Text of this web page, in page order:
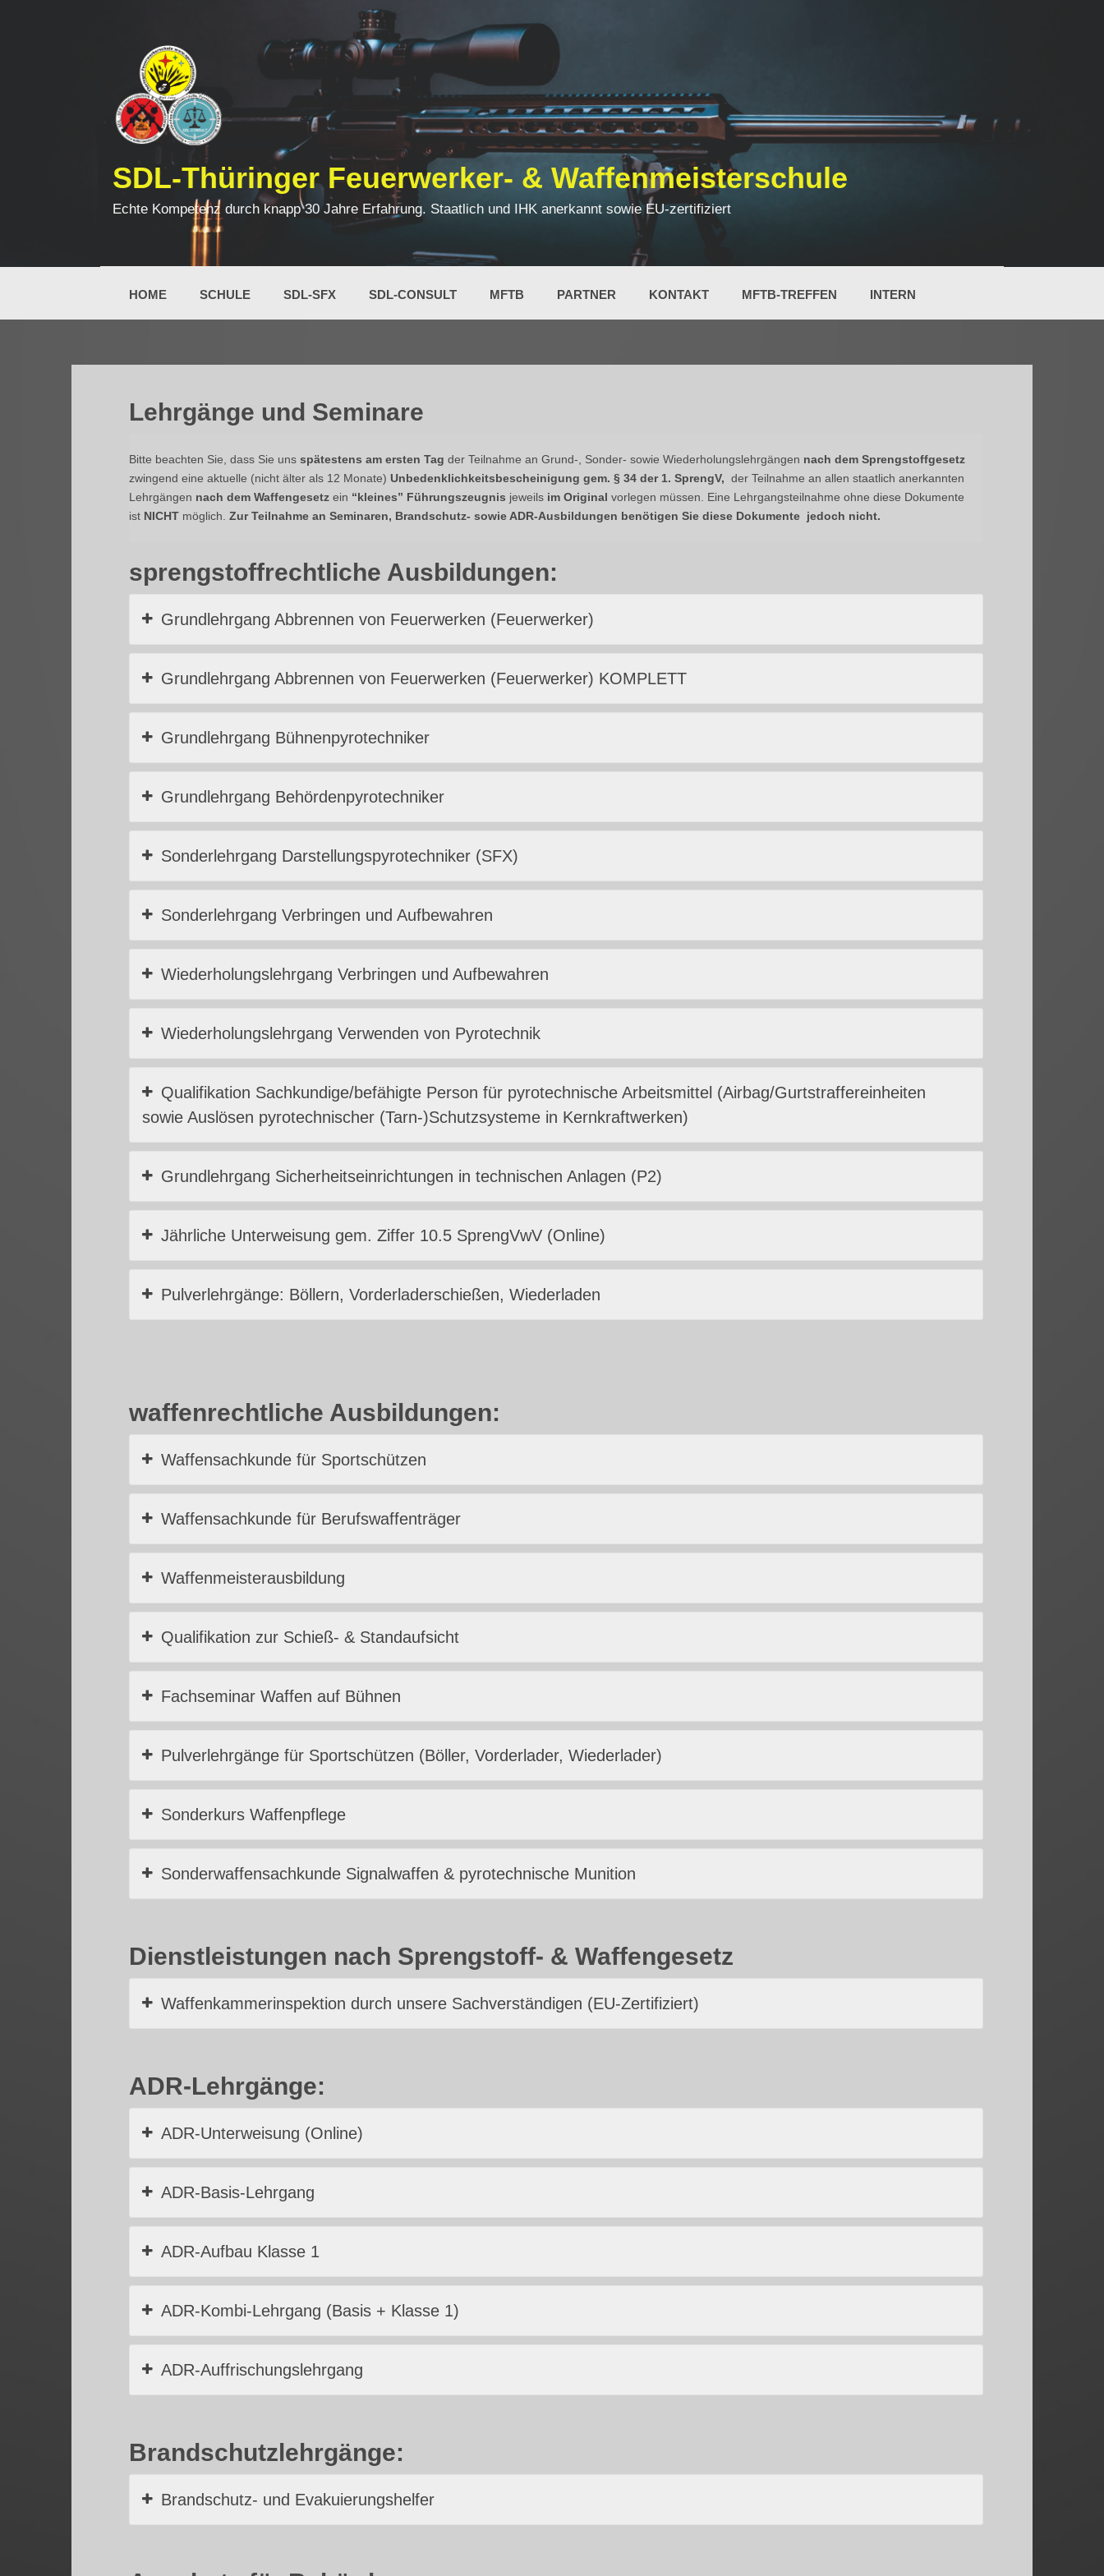
SDL-Thüringer Feuerwerker- & Waffenmeisterschule
Echte Kompetenz durch knapp 30 Jahre Erfahrung. Staatlich und IHK anerkannt sowie EU-zertifiziert
HOME SCHULE SDL-SFX SDL-CONSULT MFTB PARTNER KONTAKT MFTB-TREFFEN INTERN
Lehrgänge und Seminare
Bitte beachten Sie, dass Sie uns spätestens am ersten Tag der Teilnahme an Grund-, Sonder- sowie Wiederholungslehrgängen nach dem Sprengstoffgesetz
zwingend eine aktuelle (nicht älter als 12 Monate) Unbedenklichkeitsbescheinigung gem. § 34 der 1. SprengV, der Teilnahme an allen staatlich anerkannten
Lehrgängen nach dem Waffengesetz ein “kleines” Führungszeugnis jeweils im Original vorlegen müssen. Eine Lehrgangsteilnahme ohne diese Dokumente
ist NICHT möglich. Zur Teilnahme an Seminaren, Brandschutz- sowie ADR-Ausbildungen benötigen Sie diese Dokumente jedoch nicht.
sprengstoffrechtliche Ausbildungen:
Grundlehrgang Abbrennen von Feuerwerken (Feuerwerker)
Grundlehrgang Abbrennen von Feuerwerken (Feuerwerker) KOMPLETT
Grundlehrgang Bühnenpyrotechniker
Grundlehrgang Behördenpyrotechniker
Sonderlehrgang Darstellungspyrotechniker (SFX)
Sonderlehrgang Verbringen und Aufbewahren
Wiederholungslehrgang Verbringen und Aufbewahren
Wiederholungslehrgang Verwenden von Pyrotechnik
Qualifikation Sachkundige/befähigte Person für pyrotechnische Arbeitsmittel (Airbag/Gurtstraffereinheiten
sowie Auslösen pyrotechnischer (Tarn-)Schutzsysteme in Kernkraftwerken)
Grundlehrgang Sicherheitseinrichtungen in technischen Anlagen (P2)
Jährliche Unterweisung gem. Ziffer 10.5 SprengVwV (Online)
Pulverlehrgänge: Böllern, Vorderladerschießen, Wiederladen
waffenrechtliche Ausbildungen:
Waffensachkunde für Sportschützen
Waffensachkunde für Berufswaffenträger
Waffenmeisterausbildung
Qualifikation zur Schieß- & Standaufsicht
Fachseminar Waffen auf Bühnen
Pulverlehrgänge für Sportschützen (Böller, Vorderlader, Wiederlader)
Sonderkurs Waffenpflege
Sonderwaffensachkunde Signalwaffen & pyrotechnische Munition
Dienstleistungen nach Sprengstoff- & Waffengesetz
Waffenkammerinspektion durch unsere Sachverständigen (EU-Zertifiziert)
ADR-Lehrgänge:
ADR-Unterweisung (Online)
ADR-Basis-Lehrgang
ADR-Aufbau Klasse 1
ADR-Kombi-Lehrgang (Basis + Klasse 1)
ADR-Auffrischungslehrgang
Brandschutzlehrgänge:
Brandschutz- und Evakuierungshelfer